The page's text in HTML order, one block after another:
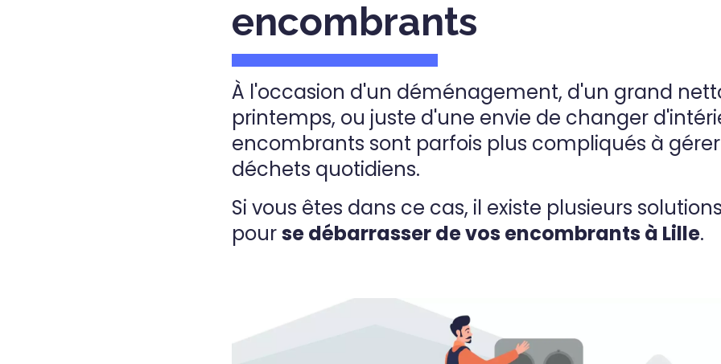
encombrants
À l'occasion d'un déménagement, d'un grand
printemps, ou juste d'une envie de changer
encombrants sont parfois plus compliqués à
déchets quotidiens.
Si vous êtes dans ce cas, il existe plusieurs
pourse débarrasser de vos encombrants à Lille.